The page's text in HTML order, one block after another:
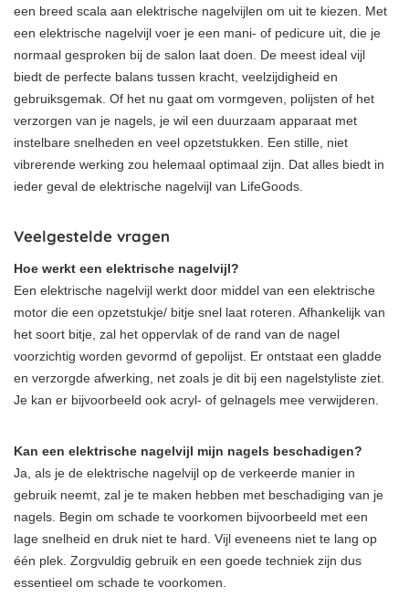
een breed scala aan elektrische nagelvijlen om uit te kiezen. Met
een elektrische nagelvijl voer je een mani- of pedicure uit, die je
normaal gesproken bij de salon laat doen. De meest ideal vijl
biedt de perfecte balans tussen kracht, veelzijdigheid en
gebruiksgemak. Of het nu gaat om vormgeven, polijsten of het
verzorgen van je nagels, je wil een duurzaam apparaat met
instelbare snelheden en veel opzetstukken. Een stille, niet
vibrerende werking zou helemaal optimaal zijn. Dat alles biedt in
ieder geval de elektrische nagelvijl van LifeGoods.
Veelgestelde vragen
Hoe werkt een elektrische nagelvijl?
Een elektrische nagelvijl werkt door middel van een elektrische
motor die een opzetstukje/ bitje snel laat roteren. Afhankelijk van
het soort bitje, zal het oppervlak of de rand van de nagel
voorzichtig worden gevormd of gepolijst. Er ontstaat een gladde
en verzorgde afwerking, net zoals je dit bij een nagelstyliste ziet.
Je kan er bijvoorbeeld ook acryl- of gelnagels mee verwijderen.
Kan een elektrische nagelvijl mijn nagels beschadigen?
Ja, als je de elektrische nagelvijl op de verkeerde manier in
gebruik neemt, zal je te maken hebben met beschadiging van je
nagels. Begin om schade te voorkomen bijvoorbeeld met een
lage snelheid en druk niet te hard. Vijl eveneens niet te lang op
één plek. Zorgvuldig gebruik en een goede techniek zijn dus
essentieel om schade te voorkomen.